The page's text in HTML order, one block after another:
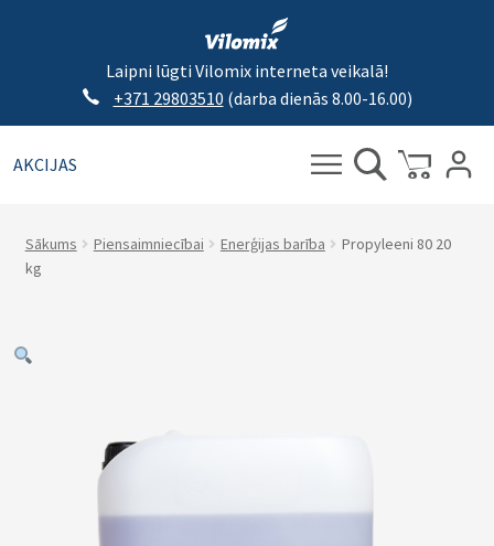
Laipni lūgti Vilomix interneta veikalā!
+371 29803510 (darba dienās 8.00-16.00)
AKCIJAS
Sākums
Piensaimniecībai Enerģijas barība
Propyleeni 80 20
kg